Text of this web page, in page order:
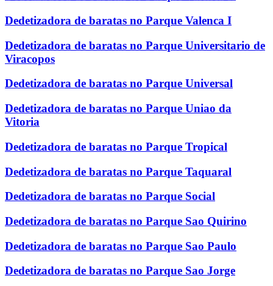
Dedetizadora de baratas no Parque Valenca I
Dedetizadora de baratas no Parque Universitario de
Viracopos
Dedetizadora de baratas no Parque Universal
Dedetizadora de baratas no Parque Uniao da
Vitoria
Dedetizadora de baratas no Parque Tropical
Dedetizadora de baratas no Parque Taquaral
Dedetizadora de baratas no Parque Social
Dedetizadora de baratas no Parque Sao Quirino
Dedetizadora de baratas no Parque Sao Paulo
Dedetizadora de baratas no Parque Sao Jorge